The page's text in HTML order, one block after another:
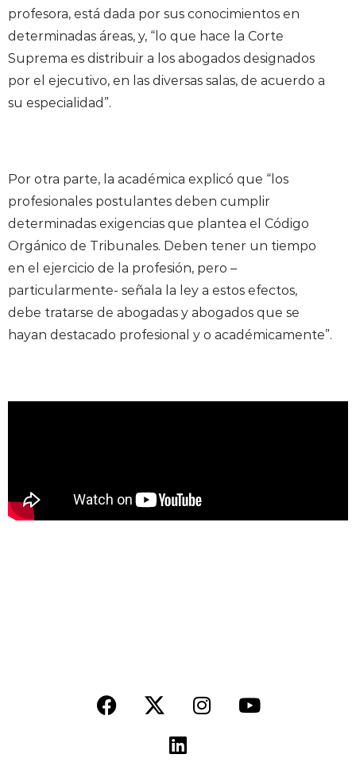
profesora, está dada por sus conocimientos en
determinadas áreas, y, “lo que hace la Corte
Suprema es distribuir a los abogados designados
por el ejecutivo, en las diversas salas, de acuerdo a
su especialidad”.
Por otra parte, la académica explicó que “los
profesionales postulantes deben cumplir
determinadas exigencias que plantea el Código
Orgánico de Tribunales. Deben tener un tiempo
en el ejercicio de la profesión, pero –
particularmente- señala la ley a estos efectos,
debe tratarse de abogadas y abogados que se
hayan destacado profesional y o académicamente”.